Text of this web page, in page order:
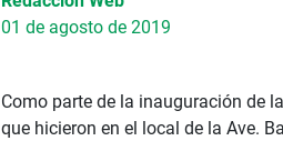
01 de agosto de 2019
Como parte de la inauguración de
que hicieron en el local de la Ave.